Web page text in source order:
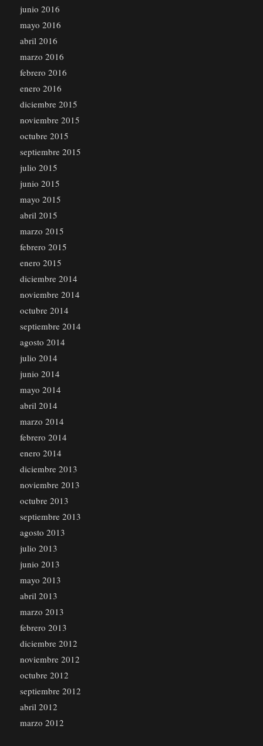
junio 2016
mayo 2016
abril 2016
marzo 2016
febrero 2016
enero 2016
diciembre 2015
noviembre 2015
octubre 2015
septiembre 2015
julio 2015
junio 2015
mayo 2015
abril 2015
marzo 2015
febrero 2015
enero 2015
diciembre 2014
noviembre 2014
octubre 2014
septiembre 2014
agosto 2014
julio 2014
junio 2014
mayo 2014
abril 2014
marzo 2014
febrero 2014
enero 2014
diciembre 2013
noviembre 2013
octubre 2013
septiembre 2013
agosto 2013
julio 2013
junio 2013
mayo 2013
abril 2013
marzo 2013
febrero 2013
diciembre 2012
noviembre 2012
octubre 2012
septiembre 2012
abril 2012
marzo 2012